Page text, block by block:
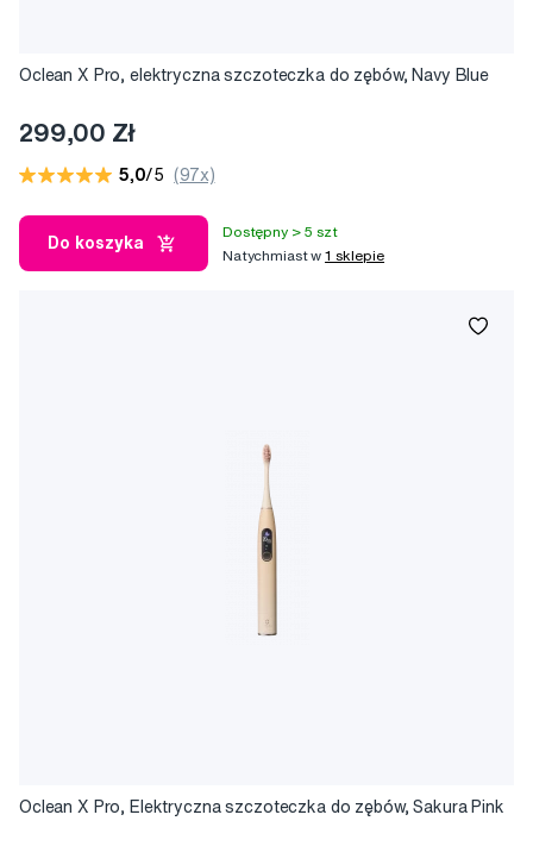
Oclean X Pro, elektryczna szczoteczka do zębów, Navy Blue
299,00 Zł
5,0/5 (97x)
Do koszyka
Dostępny > 5 szt
Natychmiast w1 sklepie
Oclean X Pro, Elektryczna szczoteczka do zębów, Sakura Pink